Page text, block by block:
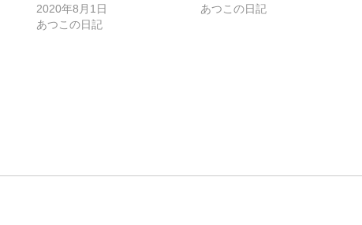
2020年8月1日
あつこの日記
あつこの日記